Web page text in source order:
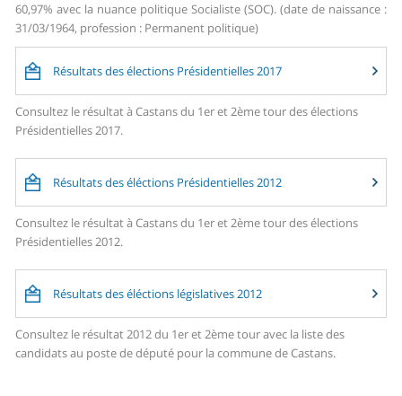
60,97% avec la nuance politique Socialiste (SOC). (date de naissance :
31/03/1964, profession : Permanent politique)
Résultats des élections Présidentielles 2017
Consultez le résultat à Castans du 1er et 2ème tour des élections
Présidentielles 2017.
Résultats des éléctions Présidentielles 2012
Consultez le résultat à Castans du 1er et 2ème tour des élections
Présidentielles 2012.
Résultats des éléctions législatives 2012
Consultez le résultat 2012 du 1er et 2ème tour avec la liste des
candidats au poste de député pour la commune de Castans.